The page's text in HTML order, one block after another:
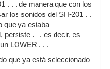
. . . de manera que con los
los sonidos del SH-201 . .
que ya estaba
persiste . . . es decir, es
LOWER . . .
que ya está seleccionado